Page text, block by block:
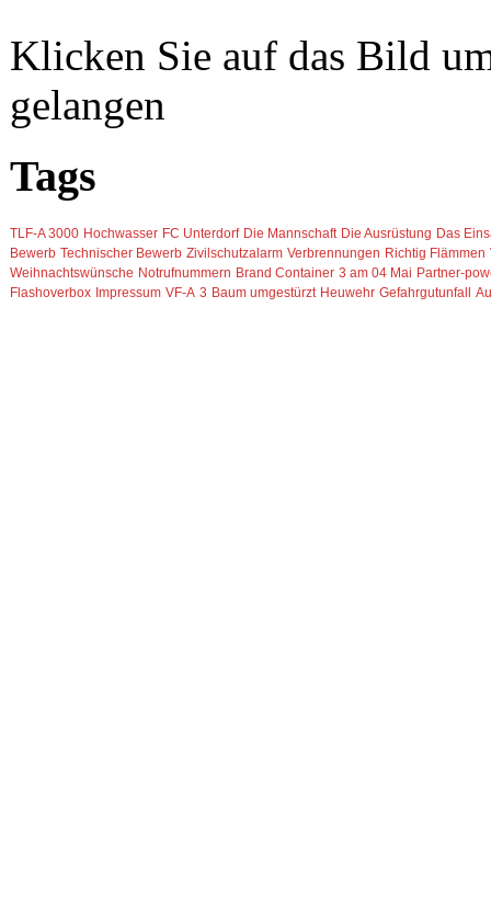
Klicken Sie auf das Bild
gelangen
Tags
TLF-A 3000 Hochwasser FC Unterdorf Die Mannschaft Die Ausrüstung Das
Bewerb Technischer Bewerb Zivilschutzalarm Verbrennungen Richtig Flämmen
Weihnachtswünsche Notrufnummern Brand Container 3 am 04 Mai Partner-
Flashoverbox Impressum VF-A 3 Baum umgestürzt Heuwehr Gefahrgutunfall